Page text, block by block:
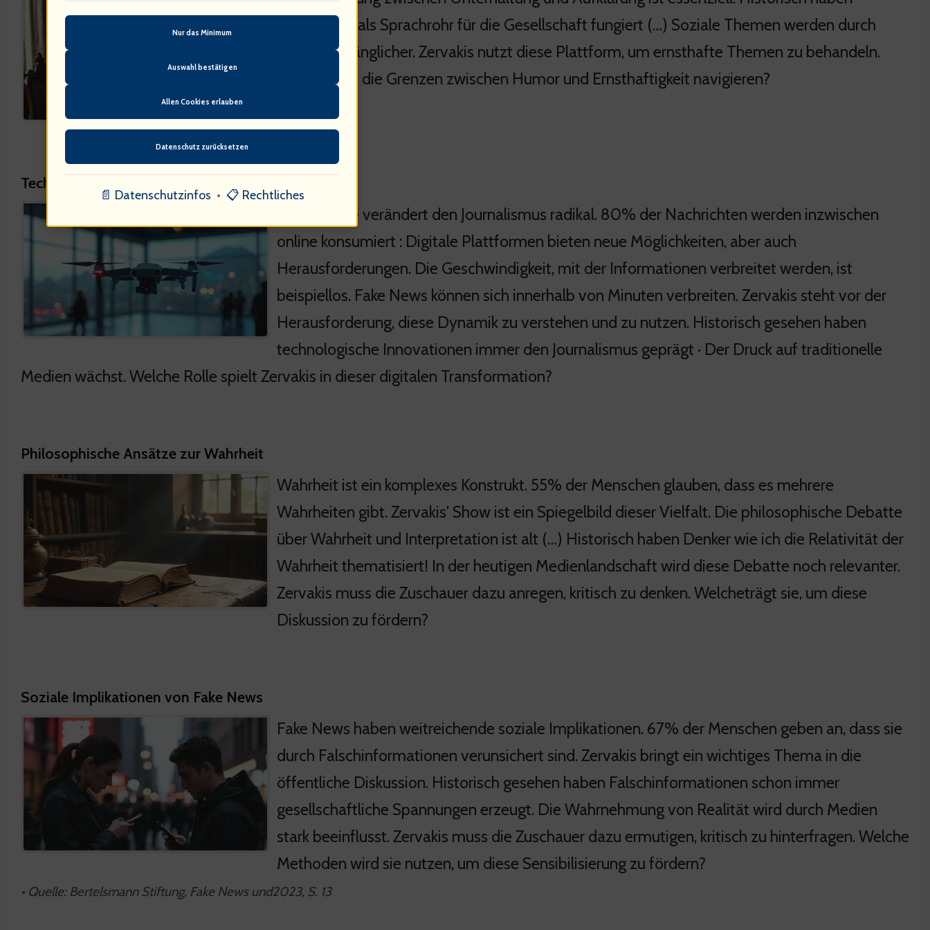
Komiker oft als Sprachrohr für die Gesellschaft fungiert (…) Soziale Themen werden durch
Humor zugänglicher. Zervakis nutzt diese Plattform, um ernsthafte Themen zu behandeln.
Wie wird sie die Grenzen zwischen Humor und Ernsthaftigkeit navigieren?
Technologische Entwicklungen im Journalismus
Technologie verändert den Journalismus radikal. 80% der Nachrichten werden inzwischen
online konsumiert : Digitale Plattformen bieten neue Möglichkeiten, aber auch
Herausforderungen. Die Geschwindigkeit, mit der Informationen verbreitet werden, ist
beispiellos. Fake News können sich innerhalb von Minuten verbreiten. Zervakis steht vor der
Herausforderung, diese Dynamik zu verstehen und zu nutzen. Historisch gesehen haben
technologische Innovationen immer den Journalismus geprägt · Der Druck auf traditionelle
Medien wächst. Welche Rolle spielt Zervakis in dieser digitalen Transformation?
Philosophische Ansätze zur Wahrheit
Wahrheit ist ein komplexes Konstrukt. 55% der Menschen glauben, dass es mehrere
Wahrheiten gibt. Zervakis' Show ist ein Spiegelbild dieser Vielfalt. Die philosophische Debatte
über Wahrheit und Interpretation ist alt (…) Historisch haben Denker wie ich die Relativität der
Wahrheit thematisiert! In der heutigen Medienlandschaft wird diese Debatte noch relevanter.
Zervakis muss die Zuschauer dazu anregen, kritisch zu denken. Welcheträgt sie, um diese
Diskussion zu fördern?
Soziale Implikationen von Fake News
Fake News haben weitreichende soziale Implikationen. 67% der Menschen geben an, dass sie
durch Falschinformationen verunsichert sind. Zervakis bringt ein wichtiges Thema in die
öffentliche Diskussion. Historisch gesehen haben Falschinformationen schon immer
gesellschaftliche Spannungen erzeugt. Die Wahrnehmung von Realität wird durch Medien
stark beeinflusst. Zervakis muss die Zuschauer dazu ermutigen, kritisch zu hinterfragen. Welche
Methoden wird sie nutzen, um diese Sensibilisierung zu fördern?
• Quelle: Bertelsmann Stiftung, Fake News und2023, S. 13
Nur das Minimum
Auswahl bestätigen
Allen Cookies erlauben
Datenschutz zurücksetzen
📄 Datenschutzinfos • 📋 Rechtliches